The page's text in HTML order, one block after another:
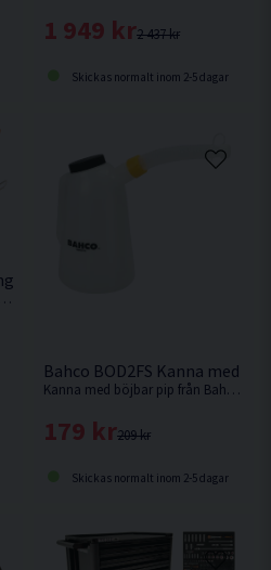
2 437 kr
1 949 kr
Skickas normalt inom 2-5 dagar
M3-M6
Mutternittång från Bahco som klarar M10 mutternitar i metallpaneler.
Bahco BOD2FS Kanna med
Kanna med böjbar pip från Bahco. Underbar att använda vid påfyllning av bland annat Olja.
209 kr
179 kr
Skickas normalt inom 2-5 dagar